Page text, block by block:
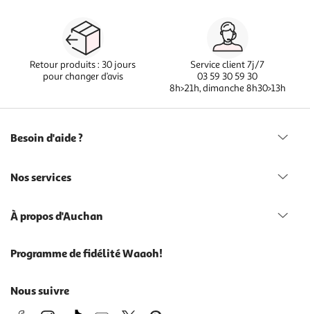
Retour produits : 30 jours
pour changer d’avis
Service client 7j/7
03 59 30 59 30
8h>21h, dimanche 8h30>13h
Besoin d'aide ?
Nos services
À propos d'Auchan
Programme de fidélité Waaoh!
Nous suivre